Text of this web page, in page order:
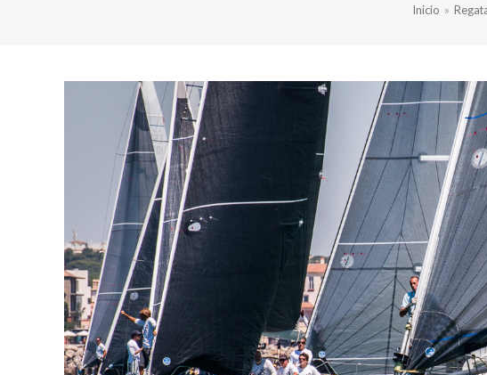
Inicio »